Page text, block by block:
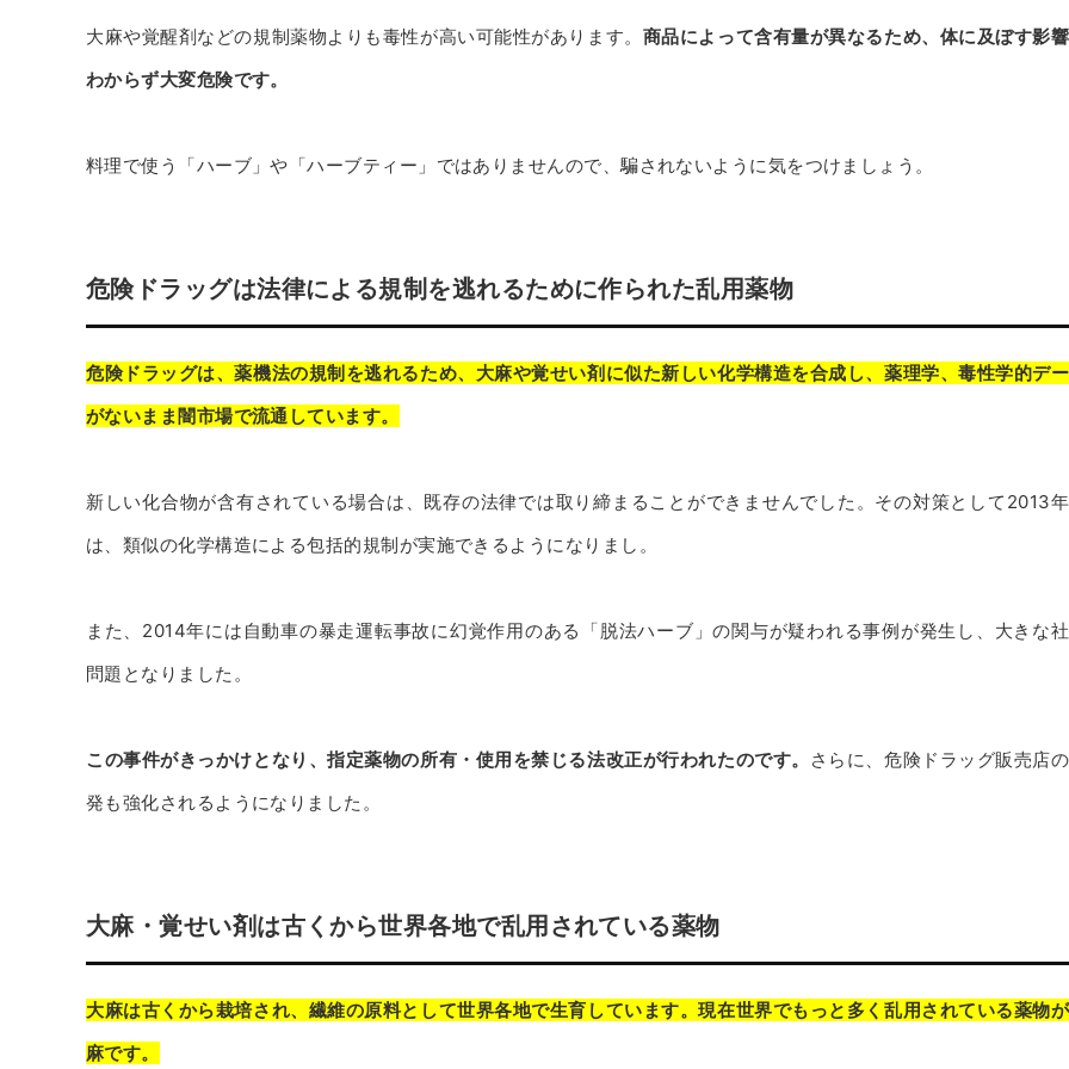
大麻や覚醒剤などの規制薬物よりも毒性が高い可能性があります。 商品によって含有量が異なるため、体に及ぼす影
わからず大変危険です。
料理で使う「ハーブ」や「ハーブティー」ではありませんので、騙されないように気をつけましょう。
危険ドラッグは法律による規制を逃れるために作られた乱用薬物
危険ドラッグは、薬機法の規制を逃れるため、大麻や覚せい剤に似た新しい化学構造を合成し、薬理学、毒性学的デ
がないまま闇市場で流通しています。
新しい化合物が含有されている場合は、既存の法律では取り締まることができませんでした。その対策として2013
は、類似の化学構造による包括的規制が実施できるようになりまし。
また、2014年には自動車の暴走運転事故に幻覚作用のある「脱法ハーブ」の関与が疑われる事例が発生し、大きな
問題となりました。
この事件がきっかけとなり、指定薬物の所有・使用を禁じる法改正が行われたのです。
さらに、危険ドラッグ販売店
発も強化されるようになりました。
大麻・覚せい剤は古くから世界各地で乱用されている薬物
大麻は古くから栽培され、繊維の原料として世界各地で生育しています。現在世界でもっと多く乱用されている薬物
麻です。